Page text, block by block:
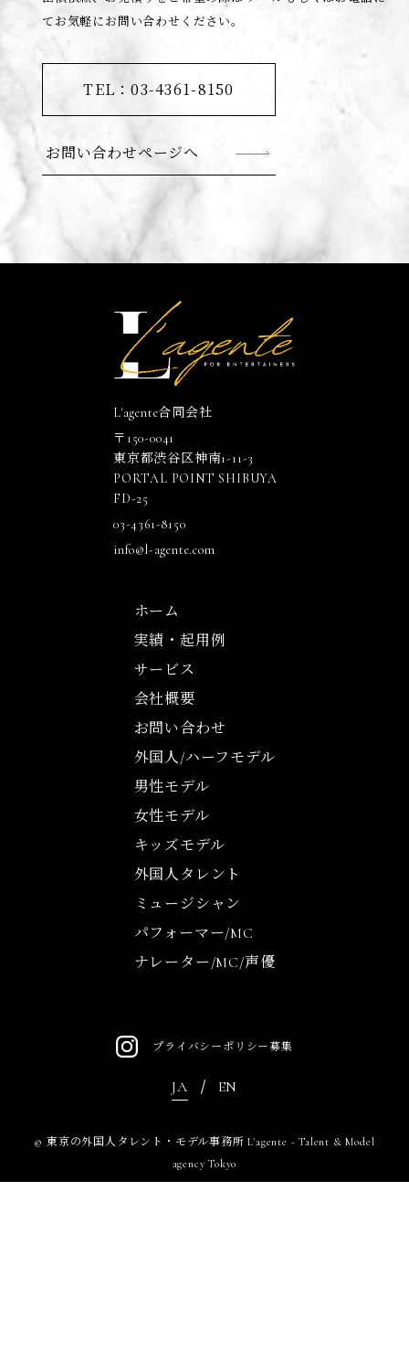
てお気軽にお問い合わせください。
TEL：03-4361-8150
お問い合わせページへ
L'agente合同会社
〒150-0041
東京都渋谷区神南1-11-3
PORTAL POINT SHIBUYA
FD-25
03-4361-8150
info@l-agente.com
ホーム
実績・起用例
サービス
会社概要
お問い合わせ
外国人/ハーフモデル
男性モデル
女性モデル
キッズモデル
外国人タレント
ミュージシャン
パフォーマー/MC
ナレーター/MC/声優
プライバシーポリシー募集
JA EN
©東京の外国人タレント・モデル事務所 L'agente - Talent & Model
agency Tokyo